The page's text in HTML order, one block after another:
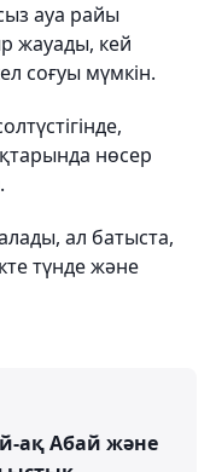
ауа райы
жауады, кей
соғуы мүмкін.
нөсер
ал батыста,
түнде және
ақ Абай және